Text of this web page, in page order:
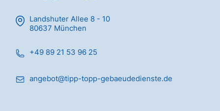
Landshuter Allee 8 - 10
80637 München
+49 89 21 53 96 25
angebot@tipp-topp-gebaeudedienste.de